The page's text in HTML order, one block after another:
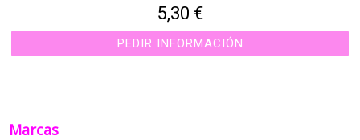
Marcas
5,30 €
PEDIR INFORMACIÓN